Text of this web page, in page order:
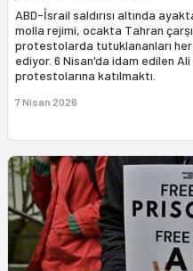
ABD-İsrail saldırısı altında
molla rejimi, ocakta Tahran
protestolarda tutuklananları
ediyor. 6 Nisan'da idam edilen
protestolarına katılmaktı.
7 Nisan 2026